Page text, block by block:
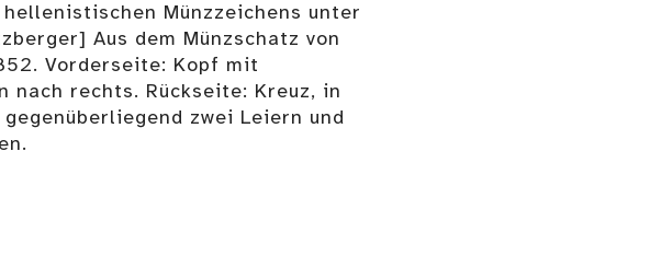
Münzzeichens unter
Aus dem Münzschatz von
Vorderseite: Kopf mit
nach rechts. Rückseite: Kreuz, in
zwei Leiern und